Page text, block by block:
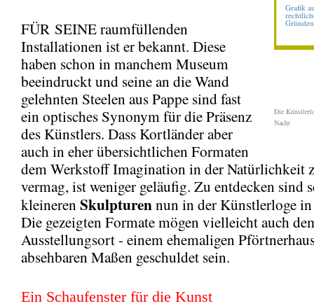
Die
Nacht
FÜR SEINE raumfüllenden
Installationen ist er bekannt. Diese
haben schon in manchem Museum
beeindruckt und seine an die Wand
gelehnten Steelen aus Pappe sind fast
ein optisches Synonym für die Präsenz
des Künstlers. Dass Kortländer aber
auch in eher übersichtlichen Formaten
dem Werkstoff Imagination in der Natürlichkeit
vermag, ist weniger geläufig. Zu entdecken sind
kleineren Skulpturennun in der Künstlerloge
Die gezeigten Formate mögen vielleicht auch
Ausstellungsort - einem ehemaligen
absehbaren Maßen geschuldet sein.
Ein Schaufenster für die Kunst